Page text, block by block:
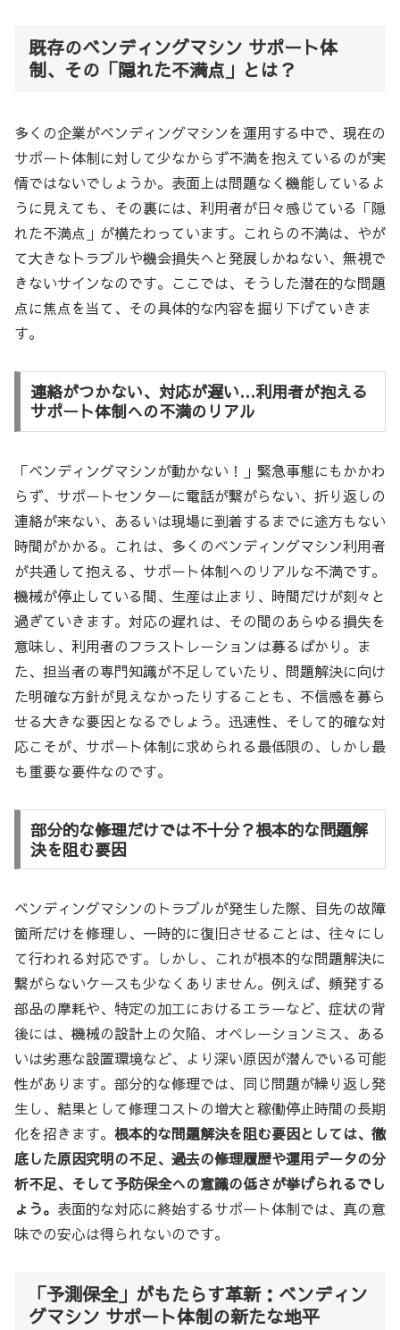
既存のベンディングマシン サポート体
制、その「隠れた不満点」とは？
多くの企業がベンディングマシンを運用する中で、現在の
サポート体制に対して少なからず不満を抱えているのが実
情ではないでしょうか。表面上は問題なく機能しているよ
うに見えても、その裏には、利用者が日々感じている「隠
れた不満点」が横たわっています。これらの不満は、やが
て大きなトラブルや機会損失へと発展しかねない、無視で
きないサインなのです。ここでは、そうした潜在的な問題
点に焦点を当て、その具体的な内容を掘り下げていきま
す。
連絡がつかない、対応が遅い…利用者が抱える
サポート体制への不満のリアル
「ベンディングマシンが動かない！」緊急事態にもかかわ
らず、サポートセンターに電話が繋がらない、折り返しの
連絡が来ない、あるいは現場に到着するまでに途方もない
時間がかかる。これは、多くのベンディングマシン利用者
が共通して抱える、サポート体制へのリアルな不満です。
機械が停止している間、生産は止まり、時間だけが刻々と
過ぎていきます。対応の遅れは、その間のあらゆる損失を
意味し、利用者のフラストレーションは募るばかり。ま
た、担当者の専門知識が不足していたり、問題解決に向け
た明確な方針が見えなかったりすることも、不信感を募ら
せる大きな要因となるでしょう。迅速性、そして的確な対
応こそが、サポート体制に求められる最低限の、しかし最
も重要な要件なのです。
部分的な修理だけでは不十分？根本的な問題解
決を阻む要因
ベンディングマシンのトラブルが発生した際、目先の故障
箇所だけを修理し、一時的に復旧させることは、往々にし
て行われる対応です。しかし、これが根本的な問題解決に
繋がらないケースも少なくありません。例えば、頻発する
部品の摩耗や、特定の加工におけるエラーなど、症状の背
後には、機械の設計上の欠陥、オペレーションミス、ある
いは劣悪な設置環境など、より深い原因が潜んでいる可能
性があります。部分的な修理では、同じ問題が繰り返し発
生し、結果として修理コストの増大と稼働停止時間の長期
化を招きます。 根本的な問題解決を阻む要因としては、徹
底した原因究明の不足、過去の修理履歴や運用データの分
析不足、そして予防保全への意識の低さが挙げられるでし
ょう。 表面的な対応に終始するサポート体制では、真の意
味での安心は得られないのです。
「予測保全」がもたらす革新：ベンディン
グマシン サポート体制の新たな地平